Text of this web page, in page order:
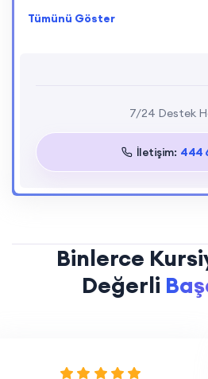
Deneme Kulubü
Tümünü Göster
7/24 Destek
İletişim: 444
Binlerce
Değerli